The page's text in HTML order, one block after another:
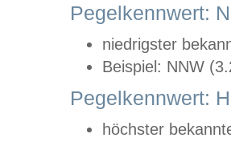
Pegelkennwert:
niedrigster
Beispiel: NNW
Pegelkennwert:
höchster